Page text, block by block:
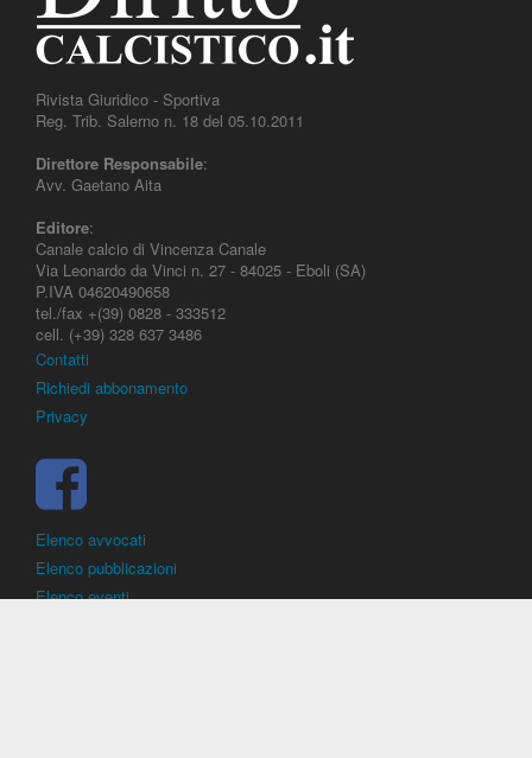
Rivista Giuridico - Sportiva
Reg. Trib. Salerno n. 18 del 05.10.2011
Direttore Responsabile:
Avv. Gaetano Aita
Editore:
Canale calcio di Vincenza Canale
Via Leonardo da Vinci n. 27 - 84025 - Eboli (SA)
P.IVA 04620490658
tel./fax +(39) 0828 - 333512
cell. (+39) 328 637 3486
Contatti
Richiedi abbonamento
Privacy
Elenco avvocati
Elenco pubblicazioni
Elenco eventi